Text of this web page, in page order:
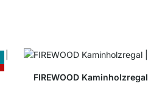
FIREWOOD Kaminholzregal